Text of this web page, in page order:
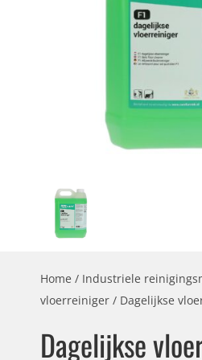
Home / Industriele
vloerreiniger / Dagelijkse
Dagelijkse